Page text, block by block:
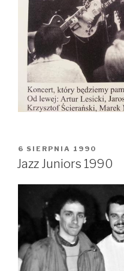
OPUBLIKOWANE
W
6 SIERPNIA 1990
Jazz Juniors 1990